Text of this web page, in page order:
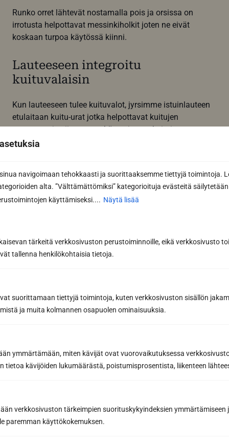
navigoimaan tehokkaasti ja suorittaaksemme tiettyjä toimintoja.
alta. ”Välttämättömiksi” kategorioituja evästeitä säilytetään
käyttämiseksi.... Näytä lisää
tärkeitä verkkosivuston perustoiminnoille, eikä verkkosivusto
tallenna henkilökohtaisia tietoja.
suorittamaan tiettyjä toimintoja, kuten verkkosivuston sisällön
ja muita kolmannen osapuolen ominaisuuksia.
ymmärtämään, miten kävijät ovat vuorovaikutuksessa
tietoa kävijöiden lukumäärästä, poistumisprosentista, liikenteen
verkkosivuston tärkeimpien suorituskykyindeksien ymmärtämiseen
paremman käyttökokemuksen.
Runko orret lähtevät nostamalla pois ja orsissa on
irrotusta helpottavat messinkiholkit joten ne eivät
koskaan turpoa käytössä kiinni.
Lauteeseen integroitu
kuituvalaisin
Kun lauteeseen tulee kuituvalot, jyrsimme istuinlauteen
etulaitaan kuitu-urat jotka helpottavat kuitujen
asennusta ja siivousta sekä suojaavat kuituja
katkeamisilta huollon ja pesun yhteydessä.
3. Ylälauteen runkoon jyrsitään kuitu-ura
saunavalaisinsarjan asennuksen helpottamiseksi.